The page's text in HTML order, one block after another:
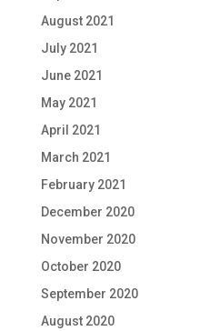
August 2021
July 2021
June 2021
May 2021
April 2021
March 2021
February 2021
December 2020
November 2020
October 2020
September 2020
August 2020